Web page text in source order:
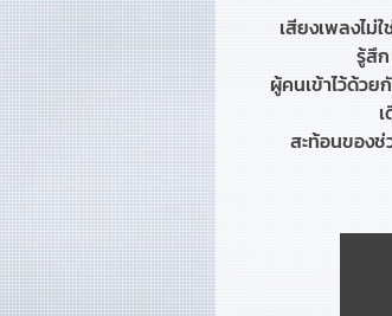
เสียงเพลงไม่
รู้สึก
ผู้คนเข้าไว้ด้ว
สะท้อนของ